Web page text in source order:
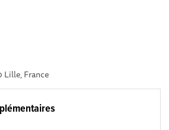
Lille, France